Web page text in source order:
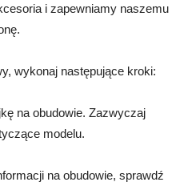
i zapewniamy naszemu
wykonaj następujące kroki:
na obudowie. Zazwyczaj
modelu.
na obudowie, sprawdź